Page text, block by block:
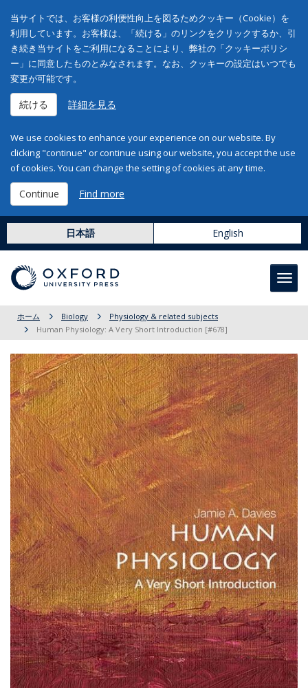
当サイトでは、お客様の利便性向上を図るためクッキー（Cookie）を
利用しています。お客様は、「続ける」のリンクをクリックするか、引
き続き当サイトをご利用になることにより、弊社の「クッキーポリシ
ー」に同意したものとみなされます。なお、クッキーの設定はいつでも
変更が可能です。
続ける 詳細を見る
We use cookies to enhance your experience on our website. By
clicking "continue" or continue using our website, you accept the use
of cookies. You can change the setting of cookies at any time.
Continue Find more
日本語 English
ホーム Biology
Physiology & related subjects
Human Physiology: A Very Short Introduction [#678]